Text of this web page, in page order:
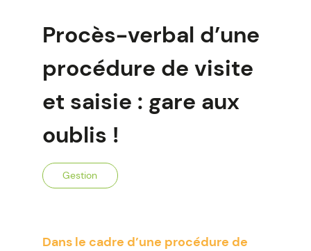
Procès-verbal d’une
procédure de visite
et saisie : gare aux
oublis !
Gestion
Dans le cadre d’une procédure de